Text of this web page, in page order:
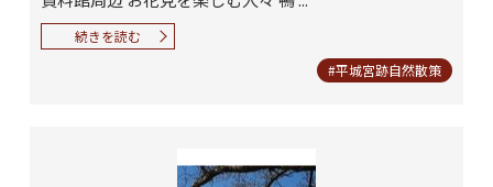
続きを読む
#平城宮跡自然散策